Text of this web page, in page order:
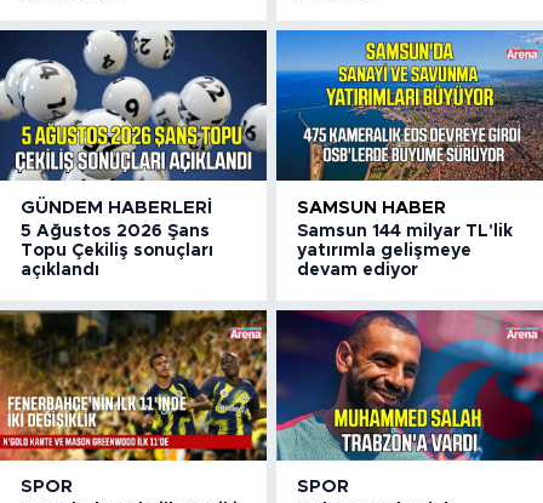
GÜNDEM HABERLERI
5 Ağustos 2026 Şans
Topu Çekiliş sonuçları
açıklandı
SAMSUN HABER
Samsun 144 milyar TL'lik
yatırımla gelişmeye
devam ediyor
SPOR SPOR